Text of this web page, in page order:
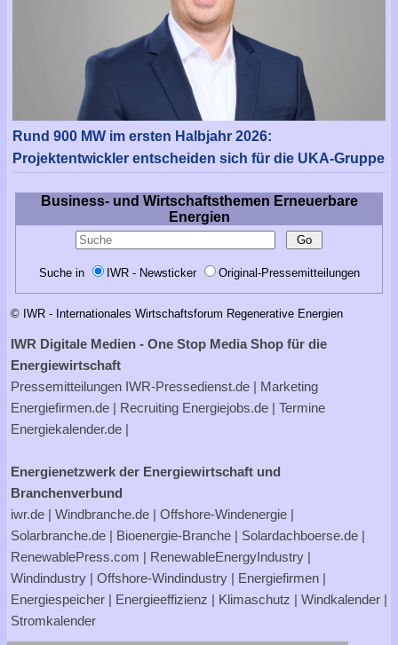
Rund 900 MW im ersten Halbjahr 2026:
Projektentwickler entscheiden sich für die UKA-Gruppe
Business- und Wirtschaftsthemen Erneuerbare
Energien
Suche in IWR - Newsticker Original-Pressemitteilungen
© IWR - Internationales Wirtschaftsforum Regenerative Energien
IWR Digitale Medien - One Stop Media Shop für die
Energiewirtschaft
Pressemitteilungen IWR-Pressedienst.de | Marketing
Energiefirmen.de | Recruiting Energiejobs.de | Termine
Energiekalender.de |
Energienetzwerk der Energiewirtschaft und
Branchenverbund
iwr.de | Windbranche.de | Offshore-Windenergie |
Solarbranche.de | Bioenergie-Branche | Solardachboerse.de |
RenewablePress.com | RenewableEnergyIndustry |
Windindustry | Offshore-Windindustry | Energiefirmen |
Energiespeicher | Energieeffizienz | Klimaschutz | Windkalender |
Stromkalender